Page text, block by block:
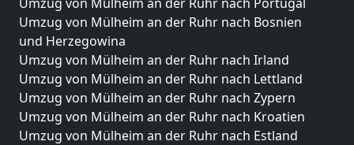
Umzug von Mülheim an der Ruhr nach Bosnien
und Herzegowina
Umzug von Mülheim an der Ruhr nach Irland
Umzug von Mülheim an der Ruhr nach Lettland
Umzug von Mülheim an der Ruhr nach Zypern
Umzug von Mülheim an der Ruhr nach Kroatien
Umzug von Mülheim an der Ruhr nach Estland